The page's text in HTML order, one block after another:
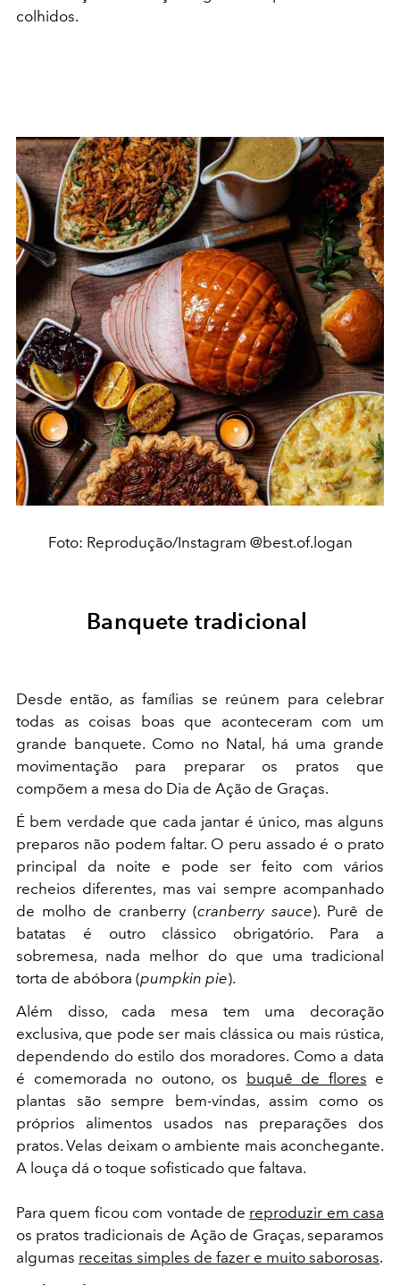
colhidos.
Foto: Reprodução/Instagram @best.of.logan
Banquete tradicional
Desde então, as famílias se reúnem para celebrar
todas as coisas boas que aconteceram com um
grande banquete. Como no Natal, há uma grande
movimentação para preparar os pratos que
compõem a mesa do Dia de Ação de Graças.
É bem verdade que cada jantar é único, mas alguns
preparos não podem faltar. O peru assado é o prato
principal da noite e pode ser feito com vários
recheios diferentes, mas vai sempre acompanhado
de molho de cranberry (cranberry sauce). Purê de
batatas é outro clássico obrigatório. Para a
sobremesa, nada melhor do que uma tradicional
torta de abóbora (pumpkin pie).
Além disso, cada mesa tem uma decoração
exclusiva, que pode ser mais clássica ou mais rústica,
dependendo do estilo dos moradores. Como a data
é comemorada no outono, os buquê de flores e
plantas são sempre bem-vindas, assim como os
próprios alimentos usados nas preparações dos
pratos. Velas deixam o ambiente mais aconchegante.
A louça dá o toque sofisticado que faltava.
Para quem ficou com vontade de reproduzir em casa
os pratos tradicionais de Ação de Graças, separamos
algumas receitas simples de fazer e muito saborosas.